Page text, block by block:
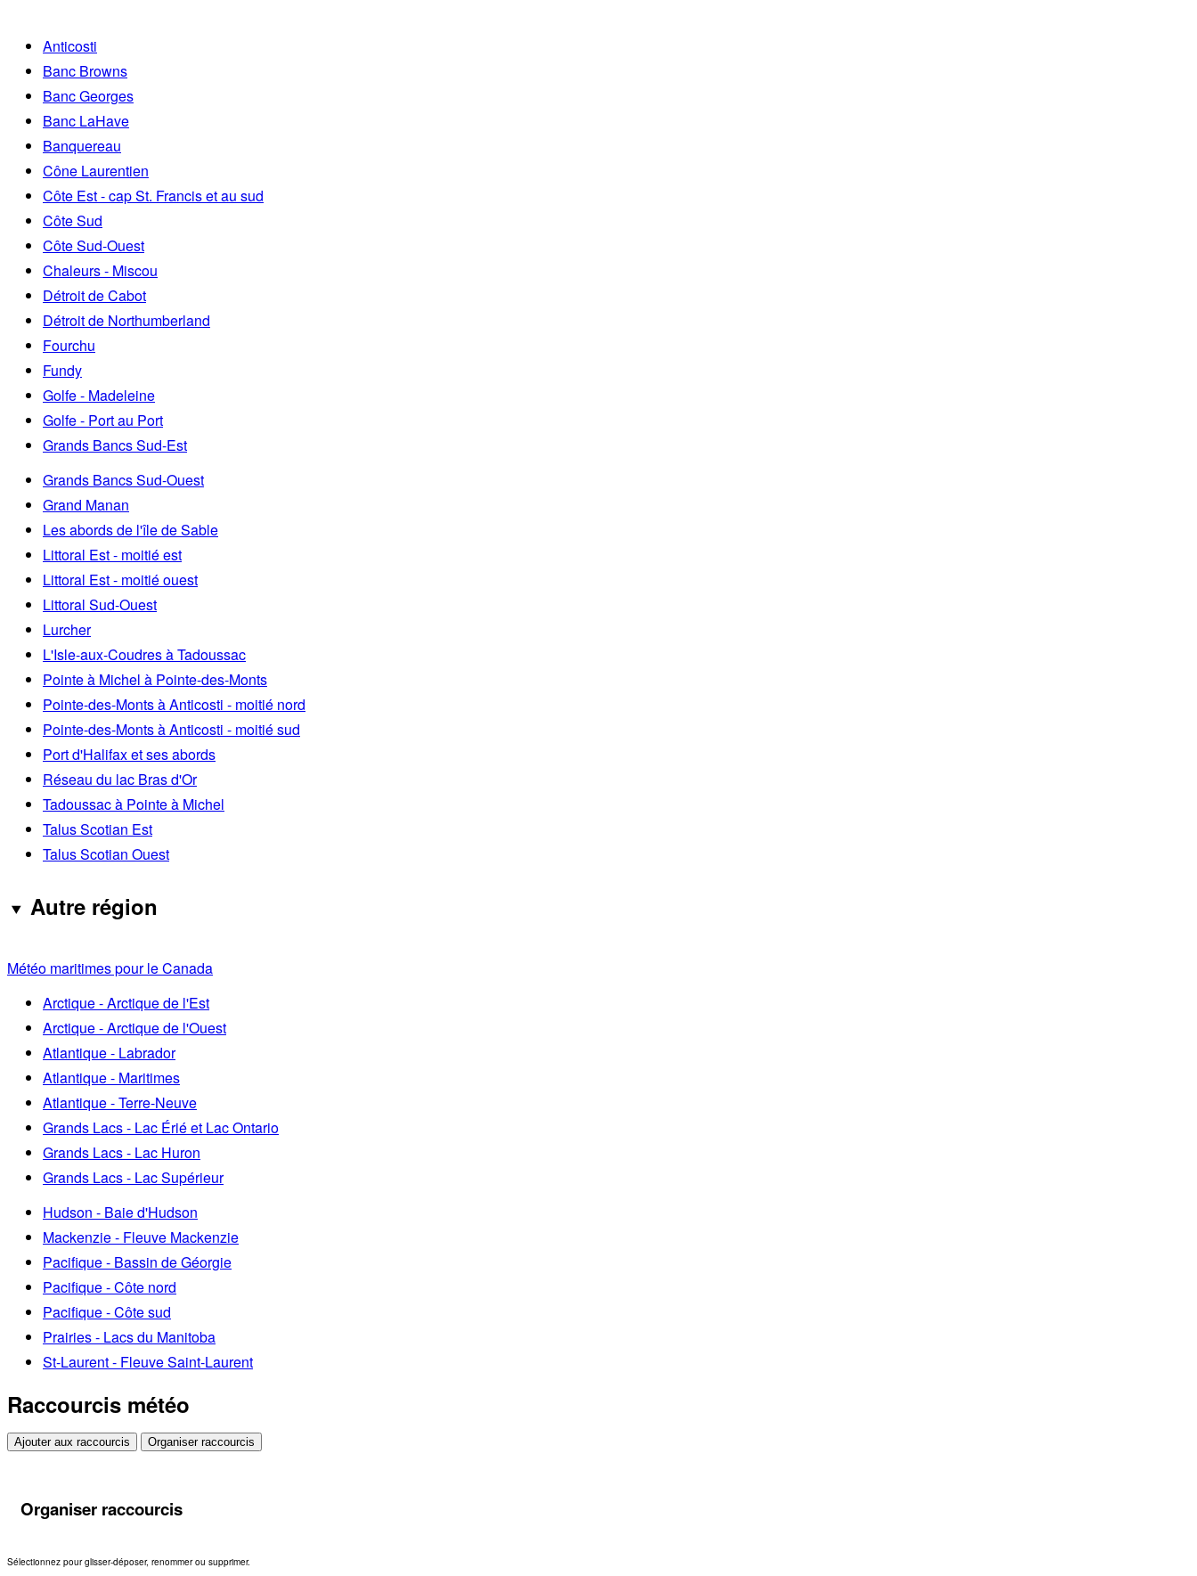
Anticosti
Banc Browns
Banc Georges
Banc LaHave
Banquereau
Cône Laurentien
Côte Est - cap St. Francis et au sud
Côte Sud
Côte Sud-Ouest
Chaleurs - Miscou
Détroit de Cabot
Détroit de Northumberland
Fourchu
Fundy
Golfe - Madeleine
Golfe - Port au Port
Grands Bancs Sud-Est
Grands Bancs Sud-Ouest
Grand Manan
Les abords de l'île de Sable
Littoral Est - moitié est
Littoral Est - moitié ouest
Littoral Sud-Ouest
Lurcher
L'Isle-aux-Coudres à Tadoussac
Pointe à Michel à Pointe-des-Monts
Pointe-des-Monts à Anticosti - moitié nord
Pointe-des-Monts à Anticosti - moitié sud
Port d'Halifax et ses abords
Réseau du lac Bras d'Or
Tadoussac à Pointe à Michel
Talus Scotian Est
Talus Scotian Ouest
Autre région
Météo maritimes pour le Canada
Arctique - Arctique de l'Est
Arctique - Arctique de l'Ouest
Atlantique - Labrador
Atlantique - Maritimes
Atlantique - Terre-Neuve
Grands Lacs - Lac Érié et Lac Ontario
Grands Lacs - Lac Huron
Grands Lacs - Lac Supérieur
Hudson - Baie d'Hudson
Mackenzie - Fleuve Mackenzie
Pacifique - Bassin de Géorgie
Pacifique - Côte nord
Pacifique - Côte sud
Prairies - Lacs du Manitoba
St-Laurent - Fleuve Saint-Laurent
Raccourcis météo
Ajouter aux raccourcis Organiser raccourcis
Organiser raccourcis
Sélectionnez pour glisser-déposer, renommer ou supprimer.